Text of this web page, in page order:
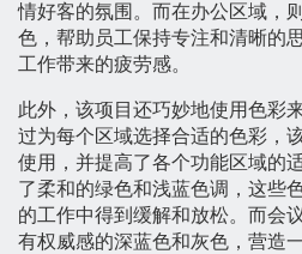
情好客的氛围。而在办公区域，
色，帮助员工保持专注和清晰的
工作带来的疲劳感。
此外，该项目还巧妙地使用色彩
过为每个区域选择合适的色彩，
使用，并提高了各个功能区域的
了柔和的绿色和浅蓝色调，这些
的工作中得到缓解和放松。而会
有权威感的深蓝色和灰色，营造